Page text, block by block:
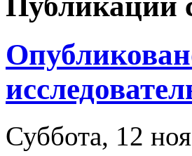
Суббота, 12